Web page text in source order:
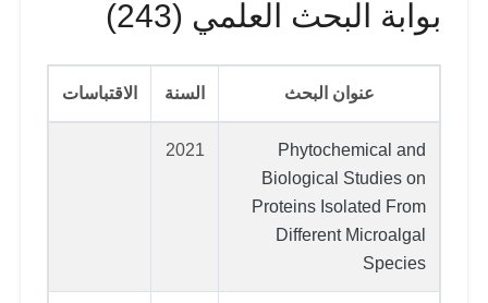
بوابة البحث العلمي (243)
عنوان البحث السنة الاقتباسات
Phytochemical and
Biological Studies on
Proteins Isolated From
Different Microalgal
Species
2021